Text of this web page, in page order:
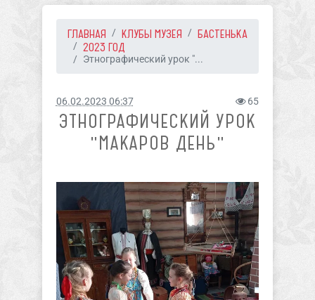
ГЛАВНАЯ КЛУБЫ МУЗЕЯ
БАСТЕНЬКА
2023 ГОД
Этнографический урок "...
06.02.2023 06:37 65
ЭТНОГРАФИЧЕСКИЙ УРОК
"МАКАРОВ ДЕНЬ"